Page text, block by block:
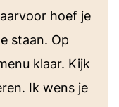
hoef je
staan. Op
klaar. Kijk
Ik wens je